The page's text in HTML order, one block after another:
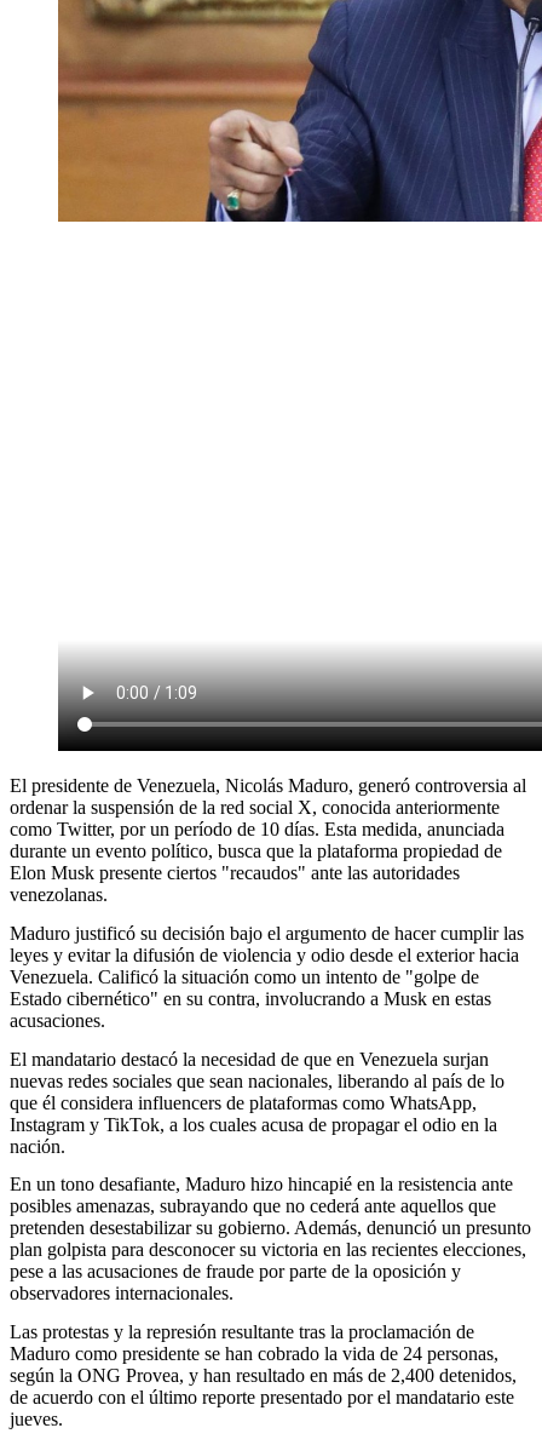
El presidente de Venezuela, Nicolás Maduro, generó controversia al
ordenar la suspensión de la red social X, conocida anteriormente
como Twitter, por un período de 10 días. Esta medida, anunciada
durante un evento político, busca que la plataforma propiedad de
Elon Musk presente ciertos "recaudos" ante las autoridades
venezolanas.
Maduro justificó su decisión bajo el argumento de hacer cumplir las
leyes y evitar la difusión de violencia y odio desde el exterior hacia
Venezuela. Calificó la situación como un intento de "golpe de
Estado cibernético" en su contra, involucrando a Musk en estas
acusaciones.
El mandatario destacó la necesidad de que en Venezuela surjan
nuevas redes sociales que sean nacionales, liberando al país de lo
que él considera influencers de plataformas como WhatsApp,
Instagram y TikTok, a los cuales acusa de propagar el odio en la
nación.
En un tono desafiante, Maduro hizo hincapié en la resistencia ante
posibles amenazas, subrayando que no cederá ante aquellos que
pretenden desestabilizar su gobierno. Además, denunció un presunto
plan golpista para desconocer su victoria en las recientes elecciones,
pese a las acusaciones de fraude por parte de la oposición y
observadores internacionales.
Las protestas y la represión resultante tras la proclamación de
Maduro como presidente se han cobrado la vida de 24 personas,
según la ONG Provea, y han resultado en más de 2,400 detenidos,
de acuerdo con el último reporte presentado por el mandatario este
jueves.